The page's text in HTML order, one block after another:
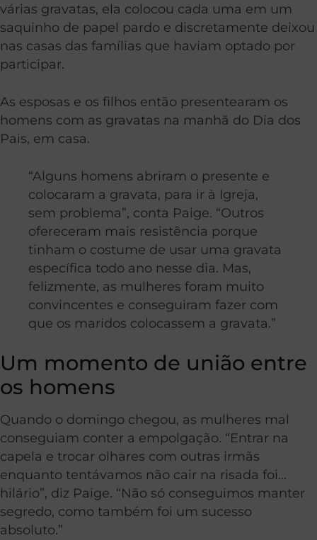
várias gravatas, ela colocou cada uma em um
saquinho de papel pardo e discretamente deixou
nas casas das famílias que haviam optado por
participar.
As esposas e os filhos então presentearam os
homens com as gravatas na manhã do Dia dos
Pais, em casa.
“Alguns homens abriram o presente e
colocaram a gravata, para ir à Igreja,
sem problema”, conta Paige. “Outros
ofereceram mais resistência porque
tinham o costume de usar uma gravata
específica todo ano nesse dia. Mas,
felizmente, as mulheres foram muito
convincentes e conseguiram fazer com
que os maridos colocassem a gravata.”
Um momento de união entre
os homens
Quando o domingo chegou, as mulheres mal
conseguiam conter a empolgação. “Entrar na
capela e trocar olhares com outras irmãs
enquanto tentávamos não cair na risada foi…
hilário”, diz Paige. “Não só conseguimos manter
segredo, como também foi um sucesso
absoluto.”